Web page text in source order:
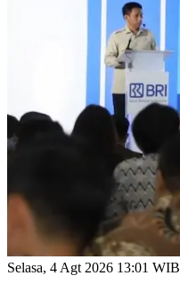
Selasa, 4 Agt 2026 13:01 WIB